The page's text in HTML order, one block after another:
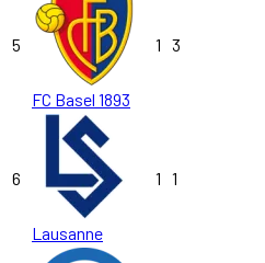
5
FC Basel 1893
1 3
6
Lausanne
1 1